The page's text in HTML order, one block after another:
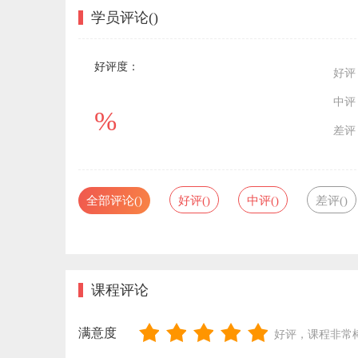
学员评论()
好评度：
%
好评
中评
差评
全部评论() 好评() 中评() 差评()
课程评论
满意度 好评，课程非常